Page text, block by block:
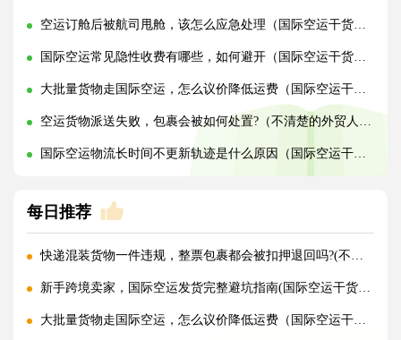
空运订舱后被航司甩舱，该怎么应急处理（国际空运干货知识分享）
国际空运常见隐性收费有哪些，如何避开（国际空运干货知识分享）
大批量货物走国际空运，怎么议价降低运费（国际空运干货知识分享）
空运货物派送失败，包裹会被如何处置?（不清楚的外贸人看过来）
国际空运物流长时间不更新轨迹是什么原因（国际空运干货知识分享）
每日推荐
快递混装货物一件违规，整票包裹都会被扣押退回吗?(不清楚的外贸人看过来)
新手跨境卖家，国际空运发货完整避坑指南(国际空运干货知识分享)
大批量货物走国际空运，怎么议价降低运费（国际空运干货知识分享）